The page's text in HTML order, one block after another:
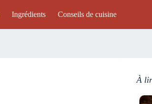
Ingrédients Conseils de cuisine
À